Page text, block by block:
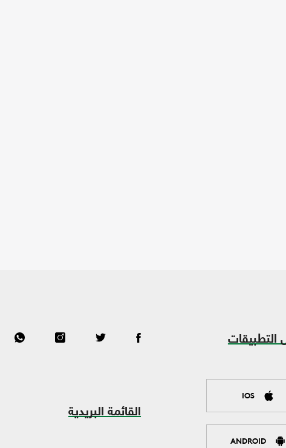
التطبيقات
IOS
ANDROID
القائمة البريدية